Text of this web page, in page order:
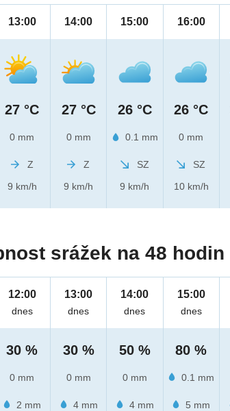
13:00
27 °C
0 mm
Z
9 km/h
14:00
27 °C
0 mm
Z
9 km/h
15:00
26 °C
0.1 mm
SZ
9 km/h
16:00
26 °C
0 mm
SZ
10 km/h
srážek na 48 hodin
12:00
dnes
30 %
0 mm
2 mm
13:00
dnes
30 %
0 mm
4 mm
14:00
dnes
50 %
0 mm
4 mm
15:00
dnes
80 %
0.1 mm
5 mm